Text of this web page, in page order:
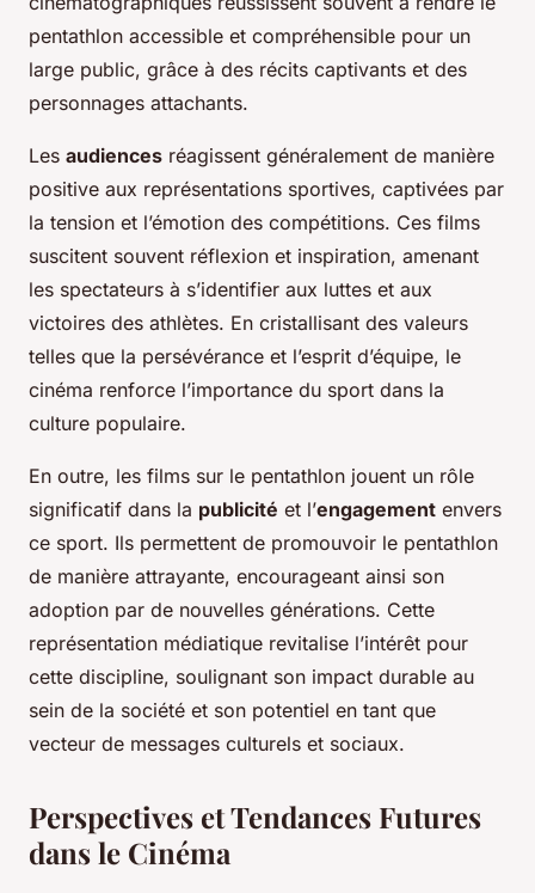
pentathlon accessible et compréhensible pour un
large public, grâce à des récits captivants et des
personnages attachants.
Les audiences réagissent généralement de manière
positive aux représentations sportives, captivées par
la tension et l’émotion des compétitions. Ces films
suscitent souvent réflexion et inspiration, amenant
les spectateurs à s’identifier aux luttes et aux
victoires des athlètes. En cristallisant des valeurs
telles que la persévérance et l’esprit d’équipe, le
cinéma renforce l’importance du sport dans la
culture populaire.
En outre, les films sur le pentathlon jouent un rôle
significatif dans la publicité et l’engagement envers
ce sport. Ils permettent de promouvoir le pentathlon
de manière attrayante, encourageant ainsi son
adoption par de nouvelles générations. Cette
représentation médiatique revitalise l’intérêt pour
cette discipline, soulignant son impact durable au
sein de la société et son potentiel en tant que
vecteur de messages culturels et sociaux.
Perspectives et Tendances Futures
dans le Cinéma